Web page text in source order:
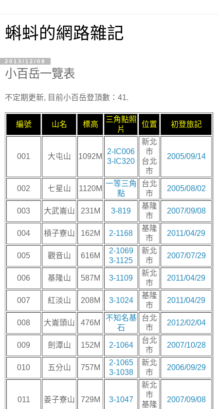
蝌蚪的網路雜記
2013/12/08
小百岳一覽表
不定期更新, 目前小百岳登頂數：41.
編號 山名 標高
三角點照
片
位置 初登旅記
001 大屯山 1092M
2-IC006
3-IC320
新北
市
台北
市
2005/09/14
002 七星山 1120M
一等三角
點
台北
市
2005/08/02
003 大武崙山 231M 3-819
基隆
市
2007/09/08
004 槓子寮山 162M 2-1168
基隆
市
2011/04/29
005 觀音山 616M
2-1069
3-1125
新北
市
2007/07/29
006 基隆山 587M 3-1109
新北
市
2011/04/29
007 紅淡山 208M 3-1024
基隆
市
2011/04/29
008 大崙頭山 476M
不知名基
石
台北
市
2012/02/04
009 劍潭山 152M 2-1064
台北
市
2007/10/28
010 五分山 757M
2-1065
3-1038
新北
市
2006/09/29
011 姜子寮山 729M 3-1047
新北
市
基隆
2007/09/08